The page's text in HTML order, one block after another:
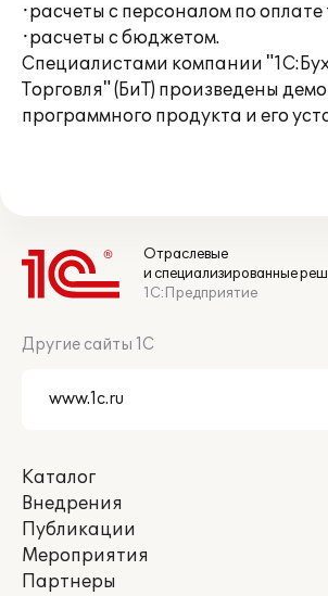
·расчеты с персоналом по оплате
·расчеты с бюджетом.
Специалистами компании
Торговля" (БиТ) произведены
программного продукта и его
Отраслевые
и специализированные
1С:Предприятие
Другие сайты 1С
Каталог
Внедрения
Публикации
Мероприятия
Партнеры